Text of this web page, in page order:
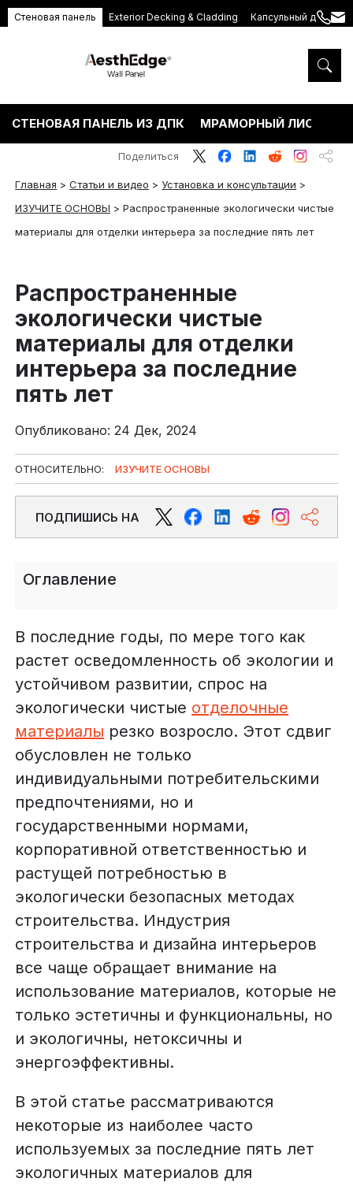
Стеновая панель Exterior Decking & Cladding Капсульный дом
+86
5575
СТЕНОВАЯ ПАНЕЛЬ ИЗ ДПК МРАМОРНЫЙ ЛИСТ ПВХ
Главная >Статьи и видео > Установка и консультации >
ИЗУЧИТЕ ОСНОВЫ >Распространенные экологически чистые
материалы для отделки интерьера за последние пять лет
Поделиться
Распространенные
экологически чистые
материалы для отделки
интерьера за последние
пять лет
Опубликовано: 24 Дек, 2024
ОТНОСИТЕЛЬНО: ИЗУЧИТЕ ОСНОВЫ
ПОДПИШИСЬ НА
Оглавление
В последние годы, по мере того как
растет осведомленность об экологии и
устойчивом развитии, спрос на
экологически чистые отделочные
материалы резко возросло. Этот сдвиг
обусловлен не только
индивидуальными потребительскими
предпочтениями, но и
государственными нормами,
корпоративной ответственностью и
растущей потребностью в
экологически безопасных методах
строительства. Индустрия
строительства и дизайна интерьеров
все чаще обращает внимание на
использование материалов, которые не
только эстетичны и функциональны, но
и экологичны, нетоксичны и
энергоэффективны.
В этой статье рассматриваются
некоторые из наиболее часто
используемых за последние пять лет
экологичных материалов для